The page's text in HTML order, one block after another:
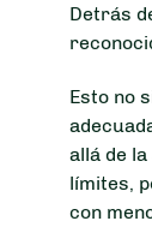
Detrás
Esto no
allá de
límites,
con